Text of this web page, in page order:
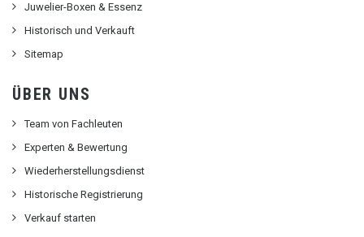
Juwelier-Boxen & Essenz
Historisch und Verkauft
Sitemap
ÜBER UNS
Team von Fachleuten
Experten & Bewertung
Wiederherstellungsdienst
Historische Registrierung
Verkauf starten